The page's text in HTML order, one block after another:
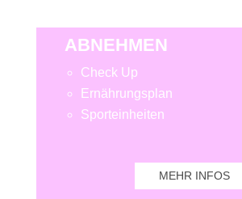
ABNEHMEN
Check Up
Ernährungsplan
Sporteinheiten
MEHR INFOS